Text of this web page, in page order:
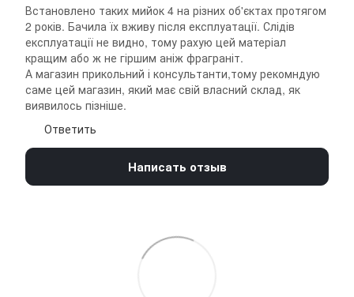
Встановлено таких мийок 4 на різних об'єктах протягом
2 років. Бачила їх вживу після експлуатації. Слідів
експлуатації не видно, тому рахую цей матеріал
кращим або ж не гіршим аніж фраграніт.
А магазин прикольний і консультанти,тому рекомндую
саме цей магазин, який має свій власний склад, як
виявилось пізніше.
Ответить
Написать отзыв